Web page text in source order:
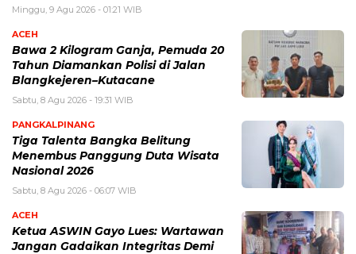
Minggu, 9 Agu 2026 - 01:21 WIB
ACEH
Bawa 2 Kilogram Ganja, Pemuda 20
Tahun Diamankan Polisi di Jalan
Blangkejeren–Kutacane
Sabtu, 8 Agu 2026 - 19:31 WIB
PANGKALPINANG
Tiga Talenta Bangka Belitung
Menembus Panggung Duta Wisata
Nasional 2026
Sabtu, 8 Agu 2026 - 06:07 WIB
ACEH
Ketua ASWIN Gayo Lues: Wartawan
Jangan Gadaikan Integritas Demi